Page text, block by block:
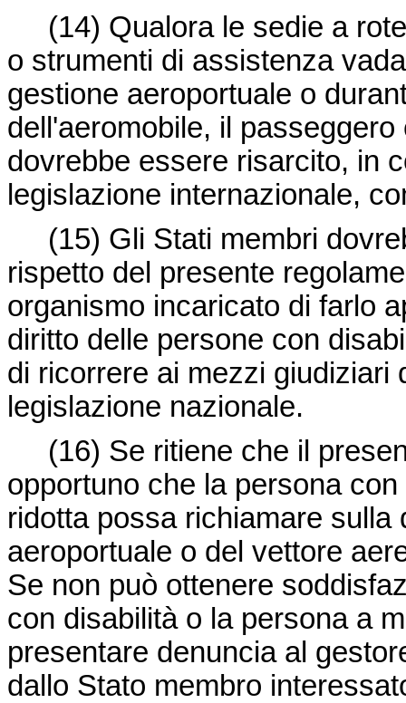
(14) Qualora le sedie a
o strumenti di assistenza
gestione aeroportuale o
dell'aeromobile, il
dovrebbe essere risarcito, in
legislazione internazionale,
(15) Gli Stati membri
rispetto del presente
organismo incaricato di farlo
diritto delle persone con
di ricorrere ai mezzi giudiziari
legislazione nazionale.
(16) Se ritiene che il
opportuno che la persona
ridotta possa richiamare
aeroportuale o del vettore
Se non può ottenere
con disabilità o la persona a
presentare denuncia al
dallo Stato membro